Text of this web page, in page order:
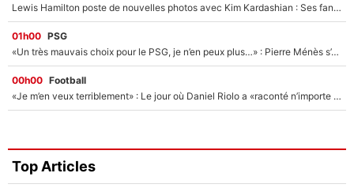
Lewis Hamilton poste de nouvelles photos avec Kim Kardashian : Ses fans le voient déjà redevenir champion du monde de F1 grâce à elle !
01h00 PSG
«Un très mauvais choix pour le PSG, je n’en peux plus…» : Pierre Ménès s’est complètement trompé avec Luis Enrique et ces déclarations le prouvent !
00h00 Football
«Je m’en veux terriblement» : Le jour où Daniel Riolo a «raconté n’importe quoi» dans l'After Foot !
Top Articles